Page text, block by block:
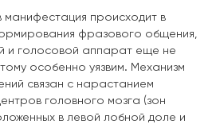
манифестация происходит в
фразового общения,
и голосовой аппарат еще не
особенно уязвим. Механизм
связан с нарастанием
головного мозга (зон
в левой лобной доле и